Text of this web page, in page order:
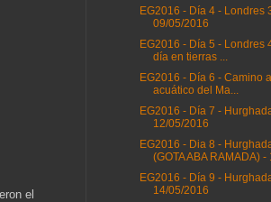
el
EG2016 - Día 4 - Londres
09/05/2016
EG2016 - Día 5 - Londres
día en tierras ...
EG2016 - Día 6 - Camino
acuático del Ma...
EG2016 - Día 7 -
12/05/2016
EG2016 - Dia 8 -
(GOTA ABA RAMADA) -
EG2016 - Día 9 -
14/05/2016